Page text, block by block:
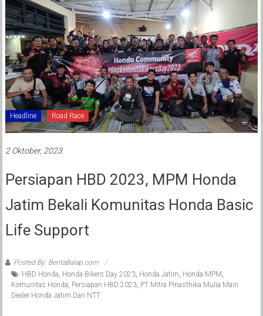
Headline Road Race
2 Oktober, 2023
Persiapan HBD 2023, MPM Honda
Jatim Bekali Komunitas Honda Basic
Life Support
Posted By: BeritaBalap.com
HBD Honda Honda Bikers Day 2023, Honda Jatim Honda MPM
Komunitas Honda Persiapan HBD 2023, PT Mitra Pinasthika Mulia Main
Dealer Honda Jatim Dan NTT